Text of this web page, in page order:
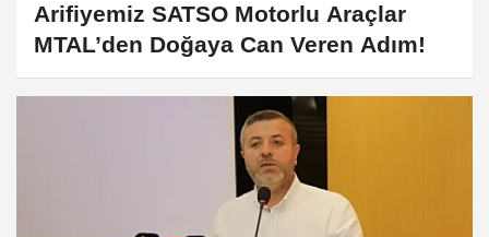
Arifiyemiz SATSO Motorlu Araçlar
MTAL’den Doğaya Can Veren Adım!